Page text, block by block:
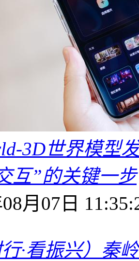
3D世界模型
互”的关键一步
月07日
行·看振兴）秦